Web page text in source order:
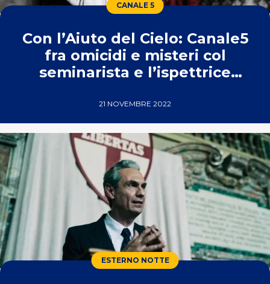
CANALE 5
Con l’Aiuto del Cielo: Canale5
fra omicidi e misteri col
seminarista e l’ispettrice
21 NOVEMBRE 2022
ESTERNO NOTTE